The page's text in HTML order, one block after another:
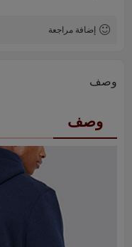
إضافة مراجعة
وصف
وصف